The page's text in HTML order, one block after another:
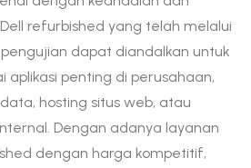
refurbished yang telah melalui
dapat diandalkan untuk
aplikasi penting di perusahaan,
hosting situs web, atau
Dengan adanya layanan
dengan harga kompetitif,